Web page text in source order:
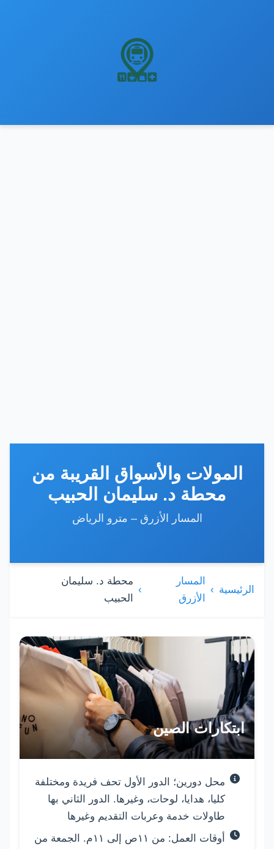
المولات والأسواق القريبة من
محطة د. سليمان الحبيب
المسار الأزرق – مترو الرياض
الرئيسية
المسار
الأزرق
محطة د. سليمان
الحبيب
قائمة المولات والأسواق
ابتكارات الصين
محل دورين؛ الدور الأول تحف فريدة ومختلفة
كليا، هدايا، لوحات، وغيرها. الدور الثاني بها
طاولات خدمة وعربات التقديم وغيرها
أوقات العمل: من ١١ص إلى ١١م. الجمعة من